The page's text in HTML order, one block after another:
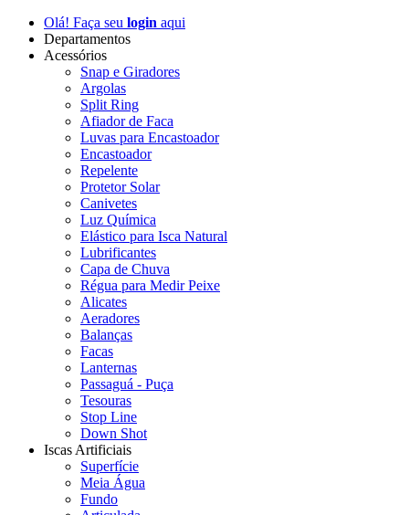
Olá! Faça seu login aqui
Departamentos
Acessórios
Snap e Giradores
Argolas
Split Ring
Afiador de Faca
Luvas para Encastoador
Encastoador
Repelente
Protetor Solar
Canivetes
Luz Química
Elástico para Isca Natural
Lubrificantes
Capa de Chuva
Régua para Medir Peixe
Alicates
Aeradores
Balanças
Facas
Lanternas
Passaguá - Puça
Tesouras
Stop Line
Down Shot
Iscas Artificiais
Superfície
Meia Água
Fundo